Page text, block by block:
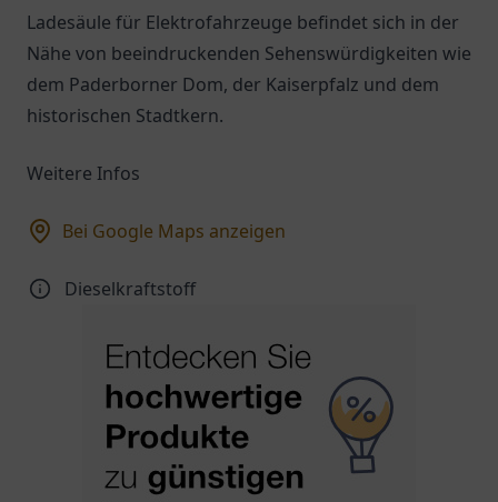
Ladesäule für Elektrofahrzeuge befindet sich in der
Nähe von beeindruckenden Sehenswürdigkeiten wie
dem Paderborner Dom, der Kaiserpfalz und dem
historischen Stadtkern.
Weitere Infos
Bei Google Maps anzeigen
Dieselkraftstoff